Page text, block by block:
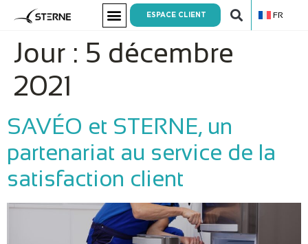
ESPACE CLIENT FR
Jour : 5 décembre
2021
SAVÉO et STERNE, un
partenariat au service de la
satisfaction client